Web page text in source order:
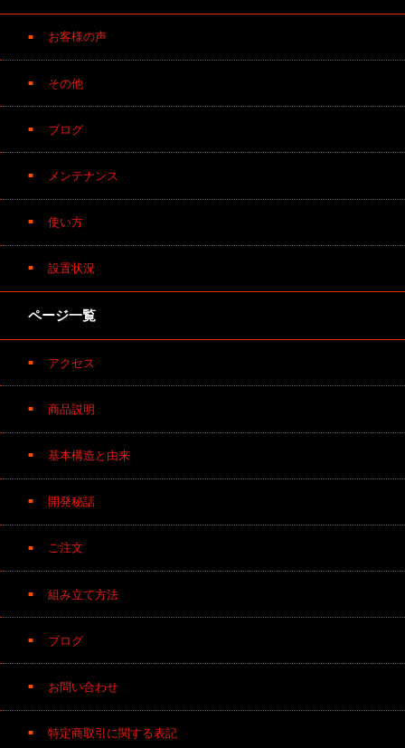
お客様の声
その他
ブログ
メンテナンス
使い方
設置状況
ページ一覧
アクセス
商品説明
基本構造と由来
開発秘話
ご注文
組み立て方法
ブログ
お問い合わせ
特定商取引に関する表記